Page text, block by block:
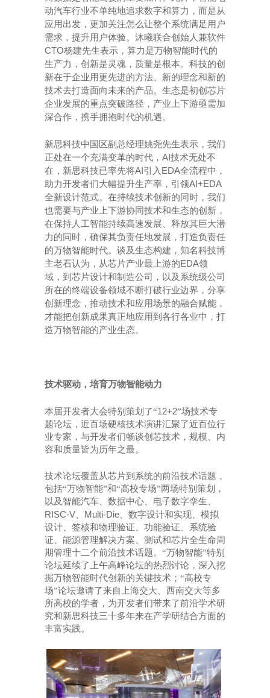
动汽车行业不单纯地追求数字和算力，而是从
应用出发，更加关注怎么让整个系统满足用户
需求，提升用户体验。沐曦联合创始人兼软件
CTO杨建先生表示，算力是万物智能时代的
生产力，创新是灵魂，质量是根本。科技的创
新在于企业用更先进的方法、新的理念和新的
技术去打造面向未来的产品。生态是初创芯片
企业发展的重点突破路径，产业上下游亟需加
深合作，携手拥抱时代的机遇。
新思科技中国区副总经理姚尧先生表示，我们
正处在一个充满变革的时代， AI技术无处不
在，新思科技已率先将AI引入EDA全流程中，
助力开发者们大幅提升生产率，引领AI+EDA
全新设计范式。在持续技术创新的同时，我们
也需要与产业上下游协同技术和生态的创新，
在保持人工智能持续高速发展、释放其巨大潜
力的同时，确保其负责任地发展，打造负责任
的万物智能时代。谈及生态构建，知名科技博
主老石认为，从芯片产业最上游的EDA领
域，到芯片设计和制造公司，以及系统级公司
所在的终端设备领域不断打破行业边界，分享
创新理念，推动技术和应用场景的融合赋能，
才能把创新成果真正地应用到各行各业中，打
造万物智能的产业生态。
技术驱动，培育万物智能动力
本届开发者大会特别策划了“12+2”场技术专
题论坛，近百场硬核技术演讲汇聚了近百位行
业专家，与开发者们畅谈创芯技术，规模、内
容和质量皆为历年之最。
技术论坛覆盖从芯片到系统的前沿技术话题，
包括“万物智能”和“高校专场”两场特别策划，
以及智能汽车、数据中心、电子数字孪生、
RISC-V、 Multi-Die、数字设计和实现、模拟
设计、签核和物理验证、功能验证、系统验
证、能源管理解决方案、测试和芯片全生命周
期管理十二个前沿技术话题。“万物智能”特别
论坛延续了上午高峰论坛的热烈讨论，深入挖
掘万物智能时代创新的关键技术；“高校专
场”论坛邀请了来自上海交大、西南交大等多
所高校的学者，为开发者们带来了前沿学术研
究和新思科技三十多年来在产学研结合方面的
丰富实践。